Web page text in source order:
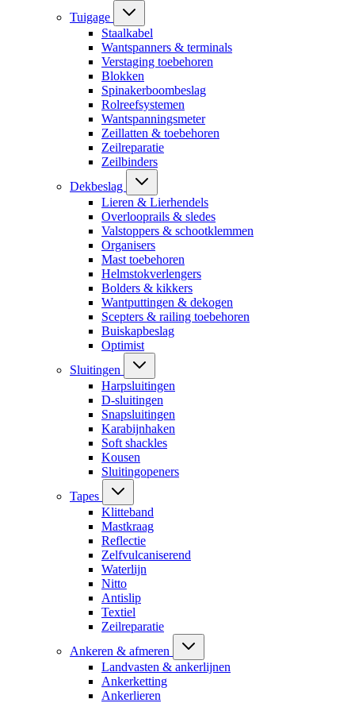
Tuigage
Staalkabel
Wantspanners & terminals
Verstaging toebehoren
Blokken
Spinakerboombeslag
Rolreefsystemen
Wantspanningsmeter
Zeillatten & toebehoren
Zeilreparatie
Zeilbinders
Dekbeslag
Lieren & Lierhendels
Overlooprails & sledes
Valstoppers & schootklemmen
Organisers
Mast toebehoren
Helmstokverlengers
Bolders & kikkers
Wantputtingen & dekogen
Scepters & railing toebehoren
Buiskapbeslag
Optimist
Sluitingen
Harpsluitingen
D-sluitingen
Snapsluitingen
Karabijnhaken
Soft shackles
Kousen
Sluitingopeners
Tapes
Klitteband
Mastkraag
Reflectie
Zelfvulcaniserend
Waterlijn
Nitto
Antislip
Textiel
Zeilreparatie
Ankeren & afmeren
Landvasten & ankerlijnen
Ankerketting
Ankerlieren